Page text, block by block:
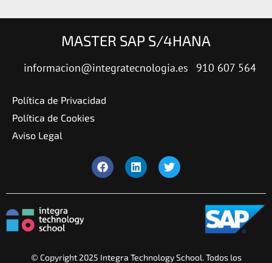
MASTER SAP S/4HANA
informacion@integratecnologia.es 910 607 564
Política de Privacidad
Política de Cookies
Aviso Legal
© Copyright 2025 Integra Technology School. Todos los